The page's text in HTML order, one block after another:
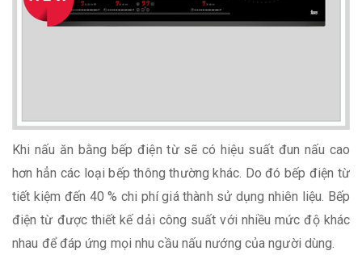
Khi nấu ăn bằng bếp điện từ sẽ có hiệu suất đun nấu cao
hơn hẳn các loại bếp thông thường khác. Do đó bếp điện từ
tiết kiệm đến 40 % chi phí giá thành sử dụng nhiên liệu. Bếp
điện từ được thiết kế dải công suất với nhiều mức độ khác
nhau để đáp ứng mọi nhu cầu nấu nướng của người dùng.